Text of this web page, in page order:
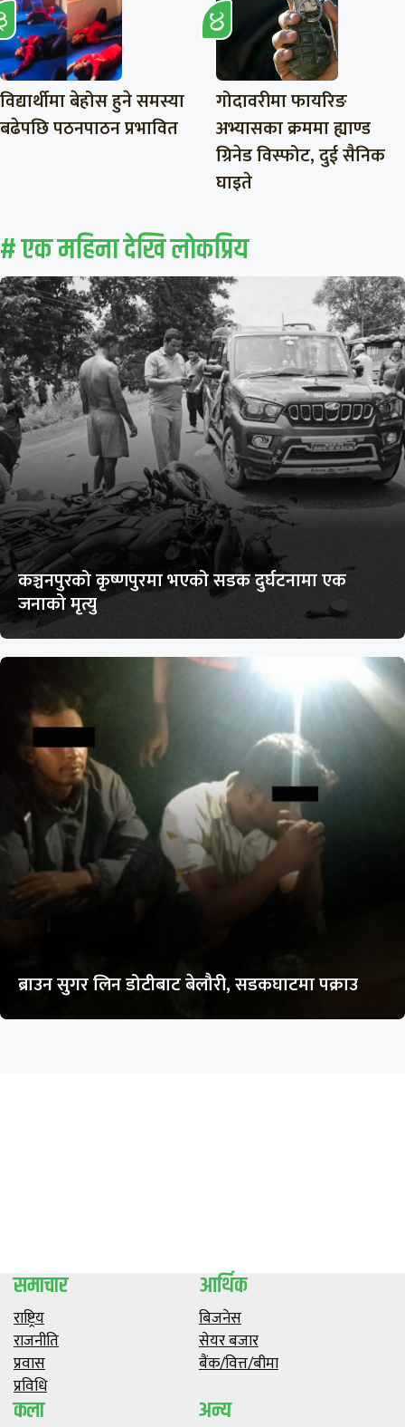
विद्यार्थीमा बेहोस हुने समस्या
बढेपछि पठनपाठन प्रभावित
गोदावरीमा फायरिङ
अभ्यासका क्रममा ह्याण्ड
ग्रिनेड विस्फोट, दुई सैनिक
घाइते
# एक महिना देखि लाेकप्रिय
कञ्चनपुरको कृष्णपुरमा भएको सडक दुर्घटनामा एक
जनाको मृत्यु
ब्राउन सुगर लिन डोटीबाट बेलौरी, सडकघाटमा पक्राउ
समाचार
राष्ट्रिय
राजनीति
प्रवास
प्रविधि
आर्थिक
बिजनेस
सेयर बजार
बैंक/वित्त/बीमा
कला अन्य